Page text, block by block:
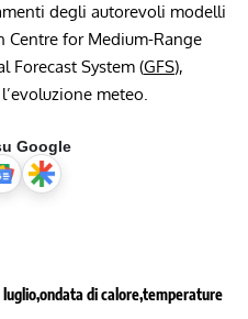
degli autorevoli modelli
Centre for Medium-Range
Forecast System (GFS),
meteo.
Google
ondata di caloretemperature